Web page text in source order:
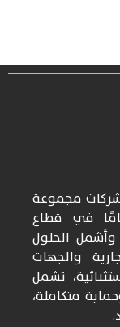
مجموعة
في قطاع
الحلول
والجهات
تشمل
متكاملة،